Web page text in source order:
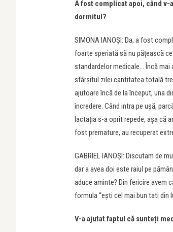
A fost complicat apoi, când v-
dormitul?
SIMONA IANOȘI: Da, a fost
foarte speriată să nu pățească
standardelor medicale… Încă mai
sfârșitul zilei cantitatea totală
ajutoare încă de la început, una
încredere. Când intra pe ușă,
lactația s-a oprit repede, așa că
fost premature, au recuperat
GABRIEL IANOȘI: Discutam de
dar a avea doi este raiul pe
aduce aminte? Din fericire avem
formula “ești cel mai bun tati din
V-a ajutat faptul că sunteți